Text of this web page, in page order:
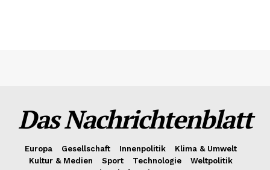
Das Nachrichtenblatt
Europa Gesellschaft Innenpolitik
Klima & Umwelt
Kultur & Medien
Sport Technologie
Weltpolitik